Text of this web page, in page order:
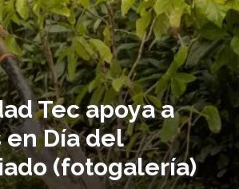
Tec apoya a
en Día del
(fotogalería)